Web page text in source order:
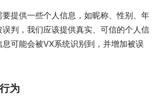
提供一些个人信息，如昵称、性别、年
判，我们应该提供真实、可信的个人信
可能会被VX系统识别到，并增加被误
为